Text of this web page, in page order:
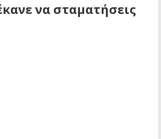
να σταματήσεις